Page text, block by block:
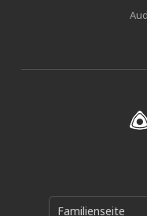
Familienseite